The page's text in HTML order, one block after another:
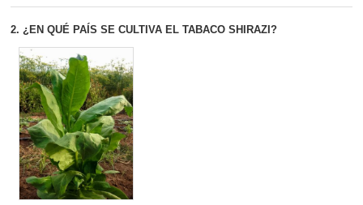
2.¿EN QUÉ PAÍS SE CULTIVA EL TABACO SHIRAZI?